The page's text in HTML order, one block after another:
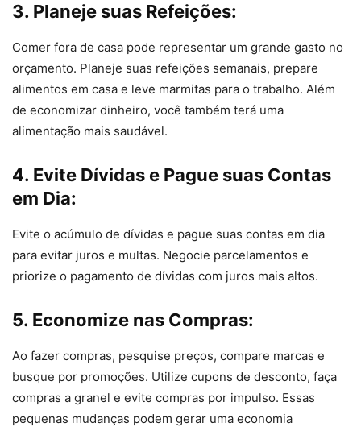
3. Planeje suas Refeições:
Comer fora de casa pode representar um grande gasto no
orçamento. Planeje suas refeições semanais, prepare
alimentos em casa e leve marmitas para o trabalho. Além
de economizar dinheiro, você também terá uma
alimentação mais saudável.
4. Evite Dívidas e Pague suas Contas
em Dia:
Evite o acúmulo de dívidas e pague suas contas em dia
para evitar juros e multas. Negocie parcelamentos e
priorize o pagamento de dívidas com juros mais altos.
5. Economize nas Compras:
Ao fazer compras, pesquise preços, compare marcas e
busque por promoções. Utilize cupons de desconto, faça
compras a granel e evite compras por impulso. Essas
pequenas mudanças podem gerar uma economia